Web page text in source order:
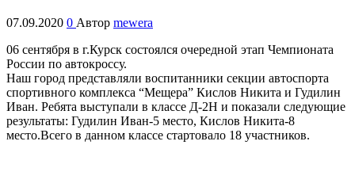
07.09.2020 0 Автор mewera
06 сентября в г.Курск состоялся очередной этап Чемпионата
России по автокроссу.
Наш город представляли воспитанники секции автоспорта
спортивного комплекса “Мещера” Кислов Никита и Гудилин
Иван. Ребята выступали в классе Д-2Н и показали следующие
результаты: Гудилин Иван-5 место, Кислов Никита-8
место.Всего в данном классе стартовало 18 участников.